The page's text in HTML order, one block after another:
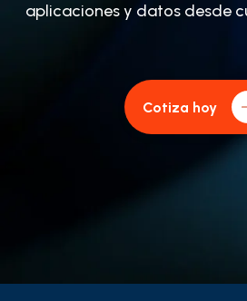
aplicaciones y datos desde
Cotiza hoy